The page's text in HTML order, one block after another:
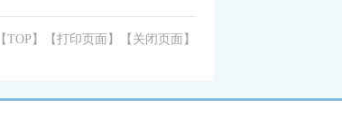
【TOP】 【 打印页面 】【 关闭页面 】